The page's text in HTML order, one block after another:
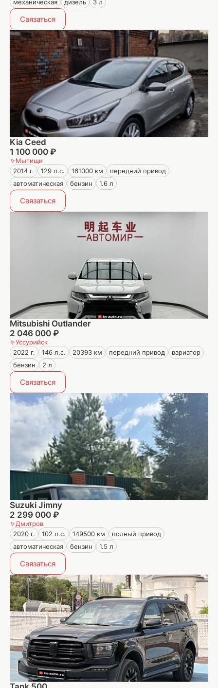
механическая дизель 3 л
Связаться
Kia Ceed
1 100 000 ₽
Мытищи
2014 г.
129 л.с. 161000 км
передний привод
автоматическая
бензин 1.6 л
Связаться
Mitsubishi Outlander
2 046 000 ₽
Уссурийск
2022 г.
146 л.с. 20393 км передний привод
вариатор
бензин
2 л
Связаться
Suzuki Jimny
2 299 000 ₽
Дмитров
2020 г.
102 л.с. 149500 км
полный привод
автоматическая
бензин 1.5 л
Связаться